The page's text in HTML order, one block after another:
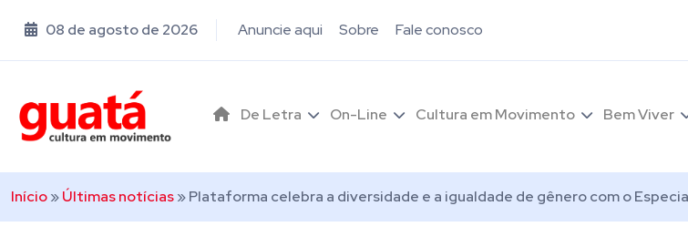
08 de agosto de 2026 Anuncie aqui Sobre Fale conosco
De Letra On-Line Cultura em Movimento Bem Viver
Início»Últimas notícias»Plataforma celebra a diversidade e a igualdade de gênero com o